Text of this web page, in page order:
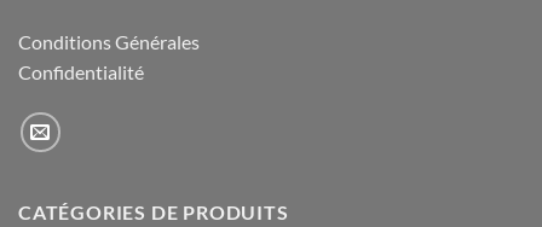
Conditions Générales
Confidentialité
CATÉGORIES DE PRODUITS